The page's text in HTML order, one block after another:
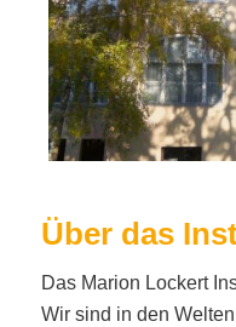
Über das
Das Marion Lockert
Wir sind in den